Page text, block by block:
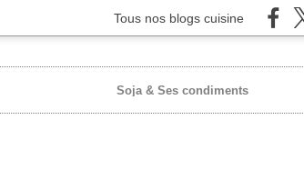
Tous nos blogs cuisine
Soja & Ses condiments